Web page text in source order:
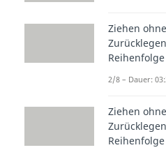
p = 0,2. Es
pro Spiel
Zuerst
hier eine
Ziehen ohne
Reihenfolge
2/8 – Dauer:
Ziehen ohne
Reihenfolge